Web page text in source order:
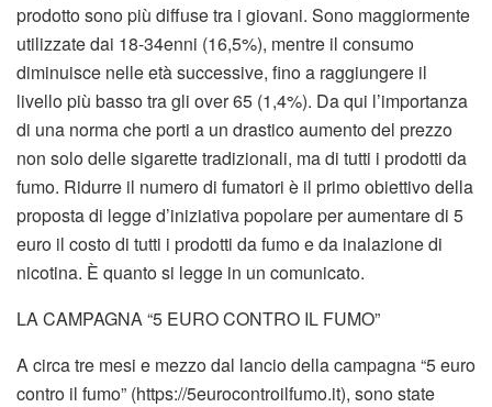
prodotto sono più diffuse tra i giovani. Sono maggiormente
utilizzate dai 18-34enni (16,5%), mentre il consumo
diminuisce nelle età successive, fino a raggiungere il
livello più basso tra gli over 65 (1,4%). Da qui l’importanza
di una norma che porti a un drastico aumento del prezzo
non solo delle sigarette tradizionali, ma di tutti i prodotti da
fumo. Ridurre il numero di fumatori è il primo obiettivo della
proposta di legge d’iniziativa popolare per aumentare di 5
euro il costo di tutti i prodotti da fumo e da inalazione di
nicotina. È quanto si legge in un comunicato.
LA CAMPAGNA “5 EURO CONTRO IL FUMO”
A circa tre mesi e mezzo dal lancio della campagna “5 euro
contro il fumo” (https://5eurocontroilfumo.it), sono state